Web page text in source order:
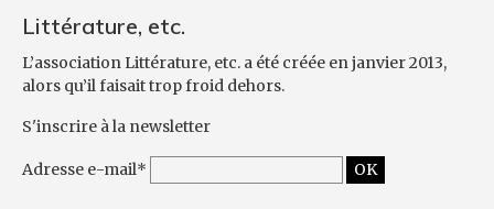
Littérature, etc.
L’association Littérature, etc. a été créée en janvier 2013,
alors qu’il faisait trop froid dehors.
S'inscrire à la newsletter
Adresse e-mail*